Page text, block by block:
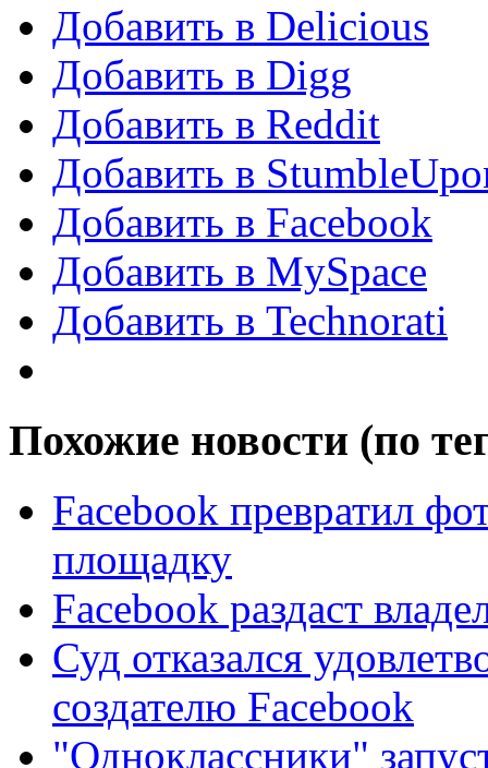
Добавить в Delicious
Добавить в Digg
Добавить в Reddit
Добавить в
Добавить в Facebook
Добавить в MySpace
Добавить в Technorati
Похожие новости (по
Facebook превратил
площадку
Facebook раздаст
Суд отказался
создателю Facebook
"Одноклассники"